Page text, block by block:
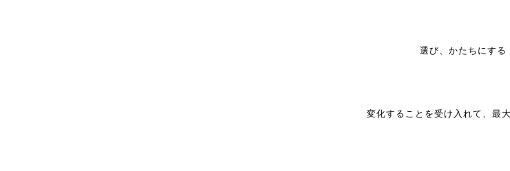
選び、かたちにする
変化することを受け入れて、最